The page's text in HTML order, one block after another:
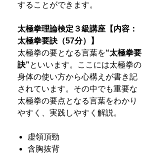
することができます。
太極拳理論検定３級講座【内容：
太極拳要訣（57分）】
太極拳の要となる言葉を“太極拳要
訣”といいます。ここには太極拳の
身体の使い方から心構えが書き記
されています。その中でも重要な
太極拳の要点となる言葉をわかり
やすく、実践しやすく解説。
虚領頂勁
含胸抜背